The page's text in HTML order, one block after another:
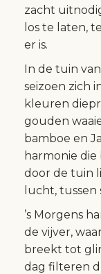
zacht
los te laten,
er is.
In de tuin van
seizoen zich
kleuren
gouden
bamboe en
harmonie die
door de tuin
lucht,
’s Morgens
de vijver,
breekt tot
dag filteren